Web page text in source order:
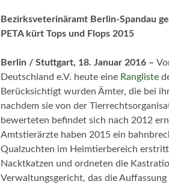
Bezirksveterinäramt Berlin-Spandau
PETA kürt Tops und Flops 2015
Berlin / Stuttgart, 18. Januar 2016 –
Deutschland e.V. heute eine Rangliste
Berücksichtigt wurden Ämter, die bei
nachdem sie von der
bewerteten befindet sich nach 2012
Amtstierärzte haben 2015 ein
Qualzuchten im Heimtierbereich
Nacktkatzen und ordneten die
Verwaltungsgericht, das die